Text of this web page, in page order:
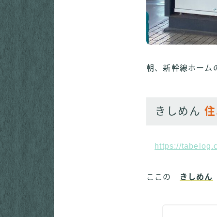
朝、新幹線ホー
きしめん
https://
ここの きしめん